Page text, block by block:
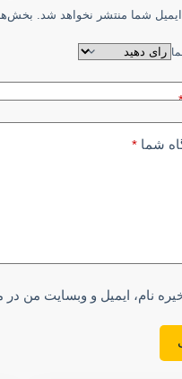
شما منتشر نخواهد شد.
شما *
نام، ایمیل و وبسایت من